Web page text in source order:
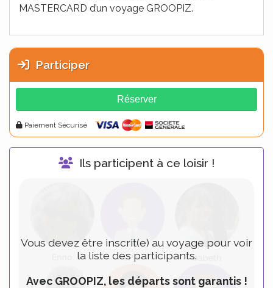
MASTERCARD d’un voyage GROOPIZ.
Participer
Réserver
Paiement Sécurisé
Ils participent à ce loisir !
Vous devez être inscrit(e) au voyage pour voir
la liste des participants.
Avec GROOPIZ, les départs sont garantis !